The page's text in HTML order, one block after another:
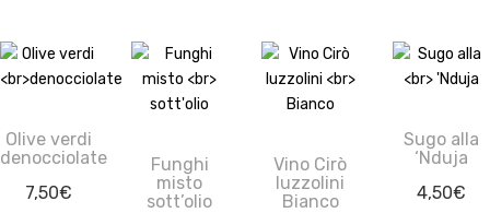
Olive verdi
denocciolate
7,50€
Funghi
misto
sott’olio
Vino Cirò
Iuzzolini
Bianco
Sugo alla
‘Nduja
4,50€